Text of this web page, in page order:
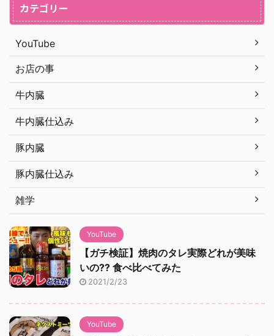
カテゴリー
YouTube
お店の事
牛内臓
牛内臓仕込み
豚内臓
豚内臓仕込み
雑学
YouTube
【ガチ検証】焼肉のタレ実際どれが美味
いの?? 食べ比べてみた
2021/2/23
YouTube